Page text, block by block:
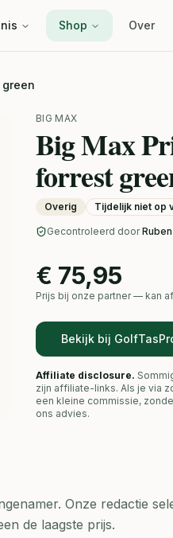
Shop Over
green
BIG MAX
Big Max
forrest
Overig Tijdelijk niet op
Gecontroleerd door
€ 75,95
Prijs bij onze partner — kan
Bekijk bij
Affiliate disclosure.
zijn affiliate-links. Als je via
een kleine commissie,
ons advies.
Onze redactie
de laagste prijs.